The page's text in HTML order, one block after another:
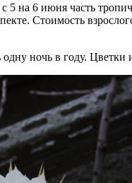
5 на 6 июня часть
Стоимость
ночь в году.